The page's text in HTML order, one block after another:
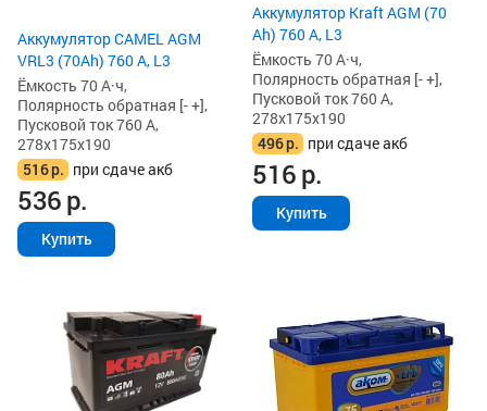
Аккумулятор CAMEL AGM
VRL3 (70Ah) 760 А, L3
Ёмкость 70 А·ч,
Полярность обратная [- +],
Пусковой ток 760 А,
278x175x190
516р. при сдаче акб
536р.
Купить
Аккумулятор Kraft AGM (70
Ah) 760 А, L3
Ёмкость 70 А·ч,
Полярность обратная [- +],
Пусковой ток 760 А,
278x175x190
496р. при сдаче акб
516р.
Купить